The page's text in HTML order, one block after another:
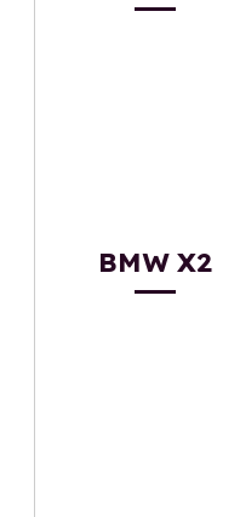
BMW X2